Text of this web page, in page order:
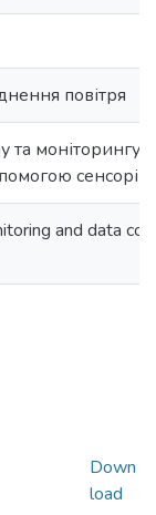
повітря
та моніторингу
сенсорів
and data
Down
load